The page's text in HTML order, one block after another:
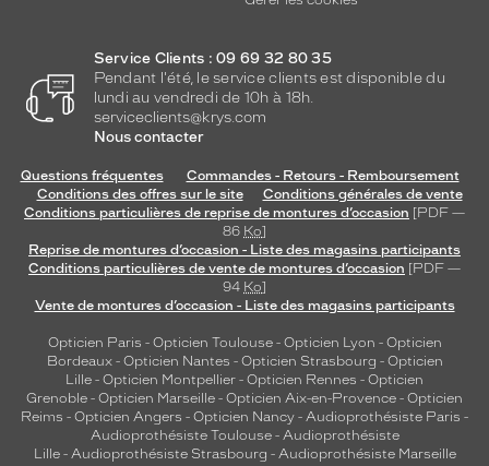
Service Clients : 09 69 32 80 35
Pendant l'été, le service clients est disponible du
lundi au vendredi de 10h à 18h.
serviceclients@krys.com
Nous contacter
Questions fréquentes
Commandes - Retours - Remboursement
Conditions des offres sur le site
Conditions générales de vente
Conditions particulières de reprise de montures d’occasion [PDF —
86 Ko]
Reprise de montures d’occasion - Liste des magasins participants
Conditions particulières de vente de montures d’occasion [PDF —
94 Ko]
Vente de montures d’occasion - Liste des magasins participants
Opticien Paris - Opticien Toulouse- Opticien Lyon - Opticien
Bordeaux- Opticien Nantes - Opticien Strasbourg - Opticien
Lille - Opticien Montpellier - Opticien Rennes - Opticien
Grenoble - Opticien Marseille - Opticien Aix-en-Provence - Opticien
Reims - Opticien Angers - Opticien Nancy - Audioprothésiste Paris -
Audioprothésiste Toulouse- Audioprothésiste
Lille- Audioprothésiste Strasbourg - Audioprothésiste Marseille